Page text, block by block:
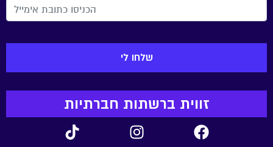
זווית ברשתות חברתיות